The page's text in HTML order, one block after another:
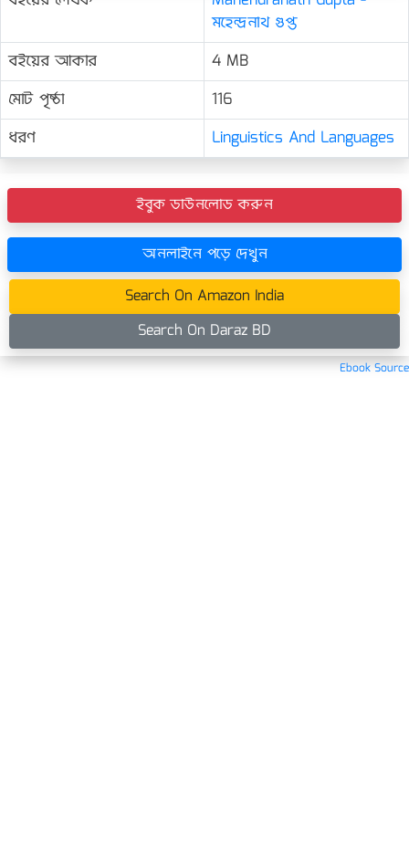
মহেন্দ্রনাথ গুপ্ত
বইয়ের আকার
4 MB
মোট পৃষ্ঠা
116
ধরণ
Linguistics And Languages
ইবুক ডাউনলোড করুন
অনলাইনে পড়ে দেখুন
Search On Amazon India
Search On Daraz BD
Ebook Source